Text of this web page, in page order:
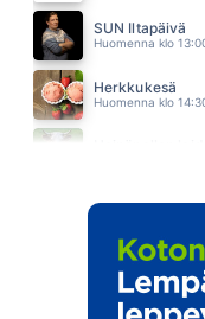
SUN Iltapäivä
Huomenna klo
Herkkukesä
Huomenna klo